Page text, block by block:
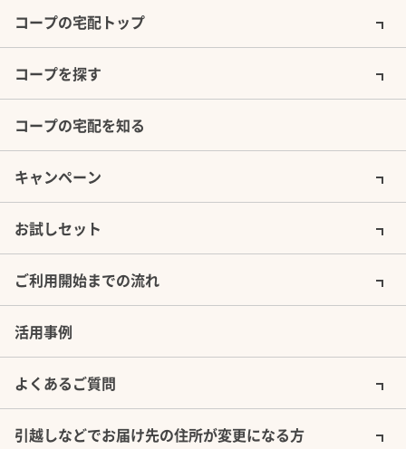
コープの宅配トップ
コープを探す
コープの宅配を知る
キャンペーン
お試しセット
ご利用開始までの流れ
活用事例
よくあるご質問
引越しなどでお届け先の住所が変更になる方